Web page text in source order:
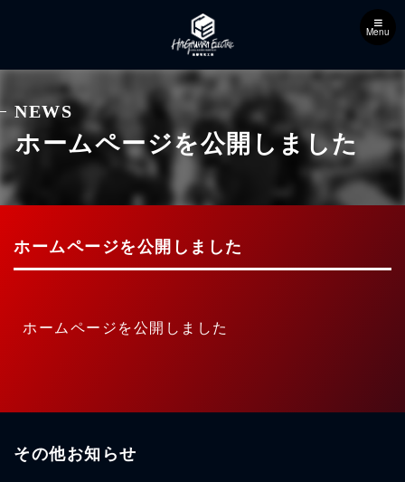
Menu
ホームページを公開しました
NEWS
ホームページを公開しました
ホームページを公開しました
その他お知らせ